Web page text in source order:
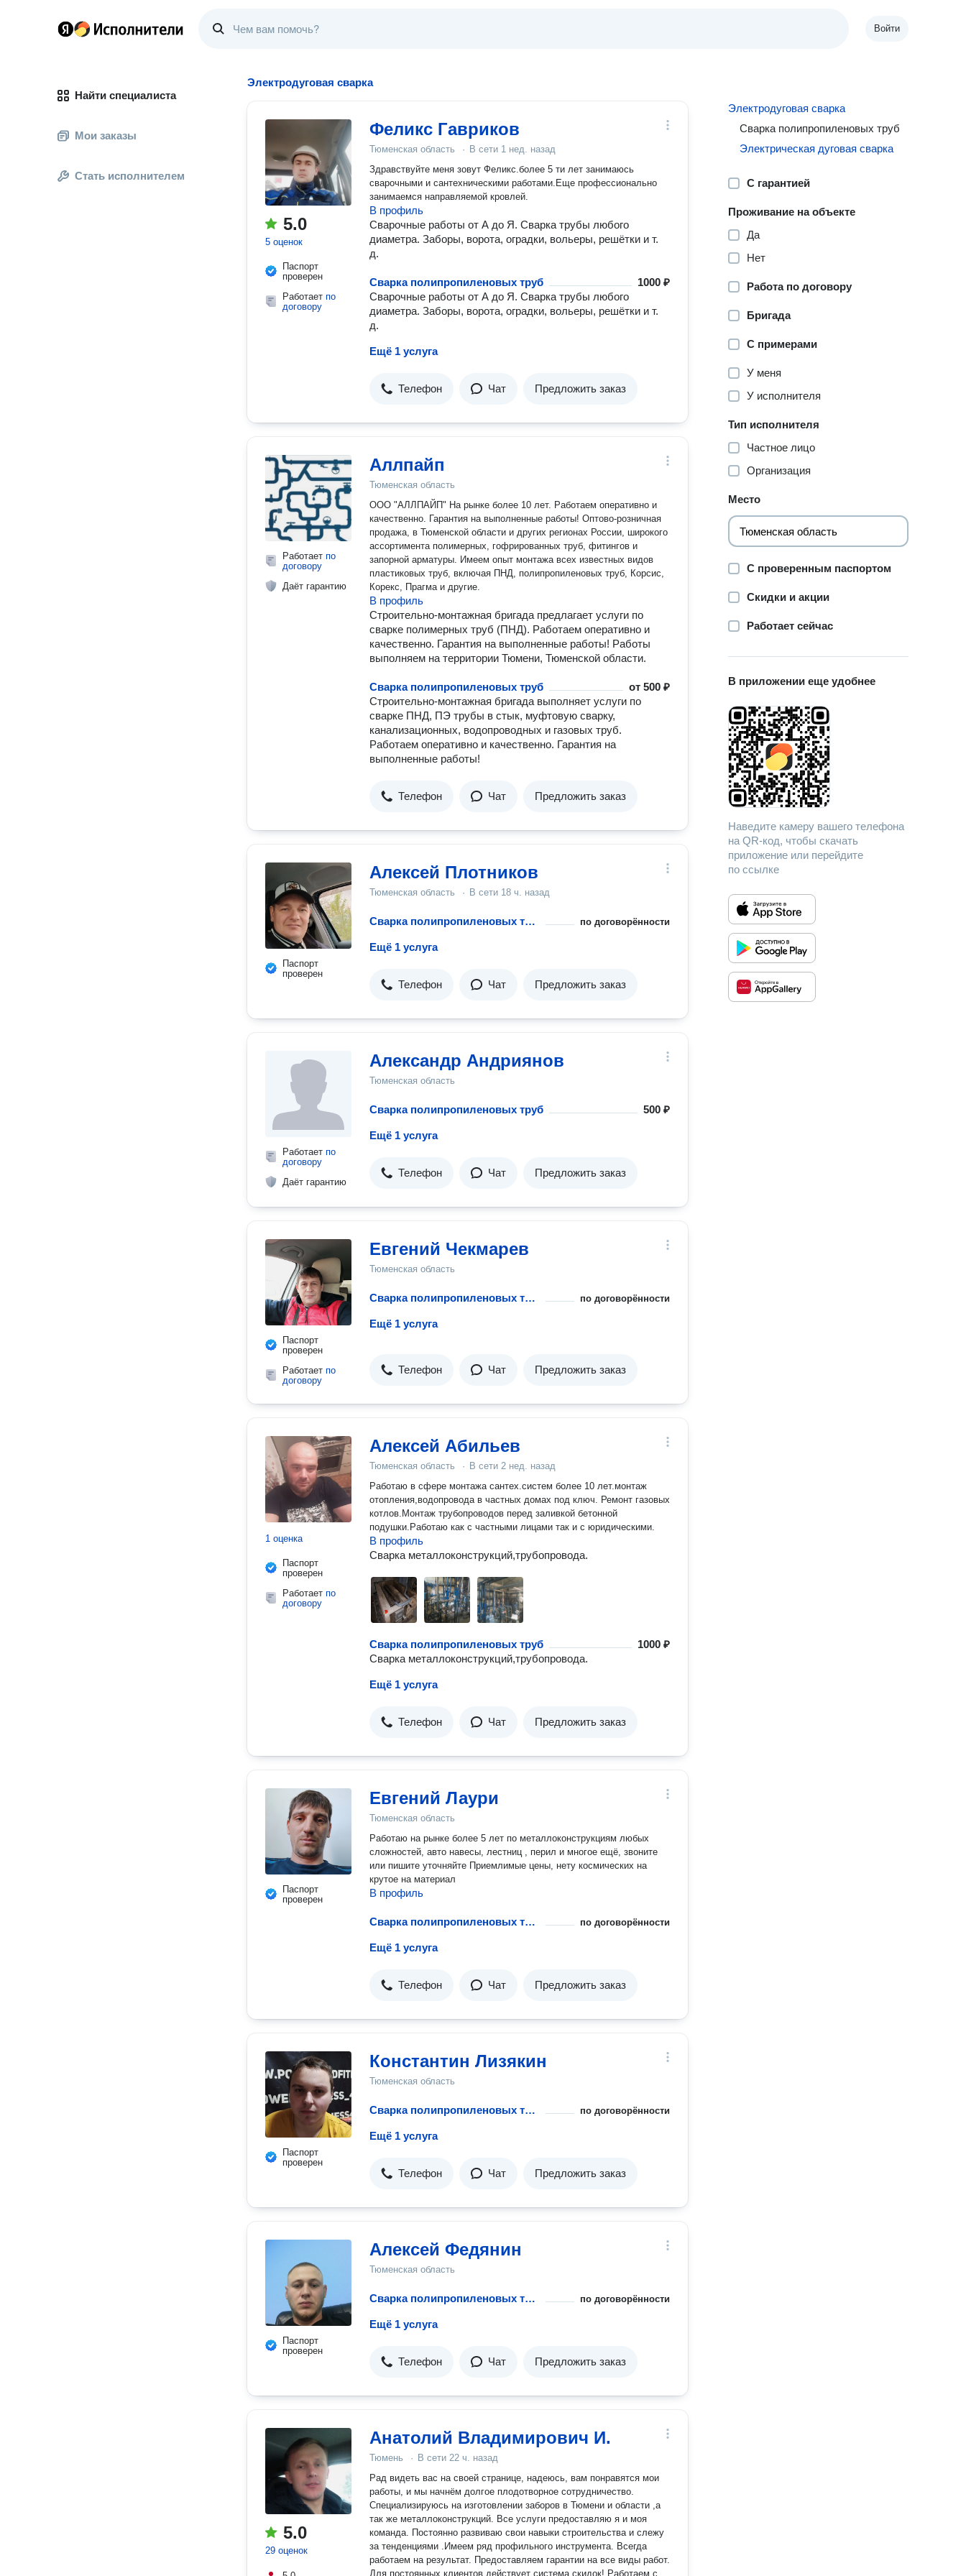
Войти
Найти специалиста
Мои заказы
Стать исполнителем
Электродуговая сварка
5.0
5 оценок
Паспорт
проверен
Работает по
договору
Феликс Гавриков
Тюменская область · В сети 1 нед. назад
Здравствуйте меня зовут Феликс.более 5 ти лет занимаюсь
сварочными и сантехническими работами.Еще профессионально
занимаемся направляемой кровлей.
В профиль
Сварочные работы от А до Я. Сварка трубы любого
диаметра. Заборы, ворота, оградки, вольеры, решётки и т.
д.
Сварка полипропиленовых труб
1000 ₽
Сварочные работы от А до Я. Сварка трубы любого
диаметра. Заборы, ворота, оградки, вольеры, решётки и т.
д.
Ещё 1 услуга
Телефон Чат Предложить заказ
Работает по
договору
Даёт гарантию
Аллпайп
Тюменская область
ООО "АЛЛПАЙП" На рынке более 10 лет. Работаем оперативно и
качественно. Гарантия на выполненные работы! Оптово-розничная
продажа, в Тюменской области и других регионах России, широкого
ассортимента полимерных, гофрированных труб, фитингов и
запорной арматуры. Имеем опыт монтажа всех известных видов
пластиковых труб, включая ПНД, полипропиленовых труб, Корсис,
Корекс, Прагма и другие.
В профиль
Строительно-монтажная бригада предлагает услуги по
сварке полимерных труб (ПНД). Работаем оперативно и
качественно. Гарантия на выполненные работы! Работы
выполняем на территории Тюмени, Тюменской области.
Сварка полипропиленовых труб от500 ₽
Строительно-монтажная бригада выполняет услуги по
сварке ПНД, ПЭ трубы в стык, муфтовую сварку,
канализационных, водопроводных и газовых труб.
Работаем оперативно и качественно. Гарантия на
выполненные работы!
Телефон Чат Предложить заказ
Паспорт
проверен
Алексей Плотников
Тюменская область · В сети 18 ч. назад
Сварка полипропиленовых труб по договорённости
Ещё 1 услуга
Телефон Чат Предложить заказ
Работает по
договору
Даёт гарантию
Александр Андриянов
Тюменская область
Сварка полипропиленовых труб 500 ₽
Ещё 1 услуга
Телефон Чат Предложить заказ
Паспорт
проверен
Работает по
договору
Евгений Чекмарев
Тюменская область
Сварка полипропиленовых труб по договорённости
Ещё 1 услуга
Телефон Чат Предложить заказ
1 оценка
Паспорт
проверен
Работает по
договору
Алексей Абильев
Тюменская область · В сети 2 нед. назад
Работаю в сфере монтажа сантех.систем более 10 лет.монтаж
отопления,водопровода в частных домах под ключ. Ремонт газовых
котлов.Монтаж трубопроводов перед заливкой бетонной
подушки.Работаю как с частными лицами так и с юридическими.
В профиль
Сварка металлоконструкций,трубопровода.
Сварка полипропиленовых труб
1000 ₽
Сварка металлоконструкций,трубопровода.
Ещё 1 услуга
Телефон Чат Предложить заказ
Паспорт
проверен
Евгений Лаури
Тюменская область
Работаю на рынке более 5 лет по металлоконструкциям любых
сложностей, авто навесы, лестниц , перил и многое ещё, звоните
или пишите уточняйте Приемлимые цены, нету космических на
крутое на материал
В профиль
Сварка полипропиленовых труб по договорённости
Ещё 1 услуга
Телефон Чат Предложить заказ
Паспорт
проверен
Константин Лизякин
Тюменская область
Сварка полипропиленовых труб по договорённости
Ещё 1 услуга
Телефон Чат Предложить заказ
Паспорт
проверен
Алексей Федянин
Тюменская область
Сварка полипропиленовых труб по договорённости
Ещё 1 услуга
Телефон Чат Предложить заказ
5.0
29 оценок
Анатолий Владимирович И.
Тюмень · В сети 22 ч. назад
Рад видеть вас на своей странице, надеюсь, вам понравятся мои
работы, и мы начнём долгое плодотворное сотрудничество.
Специализируюсь на изготовлении заборов в Тюмени и области ,а
так же металлоконструкций. Все услуги предоставляю я и моя
команда. Постоянно развиваю свои навыки строительства и слежу
за тенденциями .Имеем ряд профильного инструмента. Всегда
работаем на результат. Предоставляем гарантии на все виды работ.
Для постоянных клиентов действует система скидок! Работаем с
Электродуговая сварка
Сварка полипропиленовых труб
Электрическая дуговая сварка
С гарантией
Проживание на объекте
Да
Нет
Работа по договору
Бригада
С примерами
У меня
У исполнителя
Тип исполнителя
Частное лицо
Организация
Место
С проверенным паспортом
Скидки и акции
Работает сейчас
В приложении еще удобнее
Наведите камеру вашего телефона
на QR-код, чтобы скачать
приложение или перейдите
по ссылке